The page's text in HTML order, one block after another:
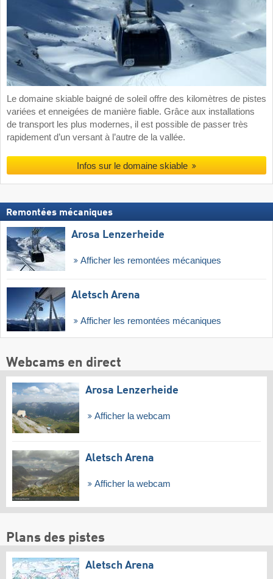
Le domaine skiable baigné de soleil offre des kilomètres de pistes
variées et enneigées de manière fiable. Grâce aux installations
de transport les plus modernes, il est possible de passer très
rapidement d’un versant à l’autre de la vallée.
Infos sur le domaine skiable
Remontées mécaniques
Arosa Lenzerheide
Afficher les remontées mécaniques
Aletsch Arena
Afficher les remontées mécaniques
Webcams en direct
Arosa Lenzerheide
Afficher la webcam
Aletsch Arena
Afficher la webcam
Plans des pistes
Aletsch Arena